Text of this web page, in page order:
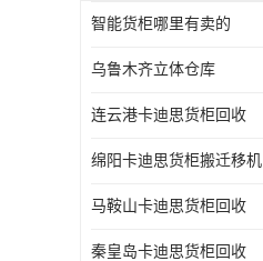
智能货柜哪里有卖的
乌鲁木齐立体仓库
连云港卡迪思货柜回收
绵阳卡迪思货柜搬迁移机
马鞍山卡迪思货柜回收
秦皇岛卡迪思货柜回收